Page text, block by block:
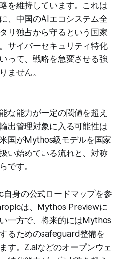
を維持しています。これは
、中国のAIエコシステム全
リ独占から守るという国家
サイバーセキュリティ特化
って、戦略を急変させる強
ません。
な能力が一定の閾値を超え
出管理対象に入る可能性は
国がMythos級モデルを国家
い始めている流れと、対称
です。
身の公式ロードマップを参
は、Mythos Previewに
一方で、将来的にはMythos
るためのsafeguard整備を
す。Z.aiなどのオープンウェ